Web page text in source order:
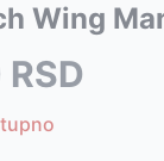
ili PC USB
PC USB
Wing
RSD